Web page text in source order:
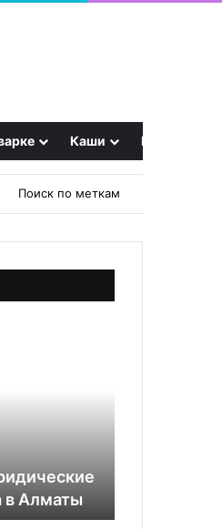
Каши Еще
Поиск по меткам
в Алматы